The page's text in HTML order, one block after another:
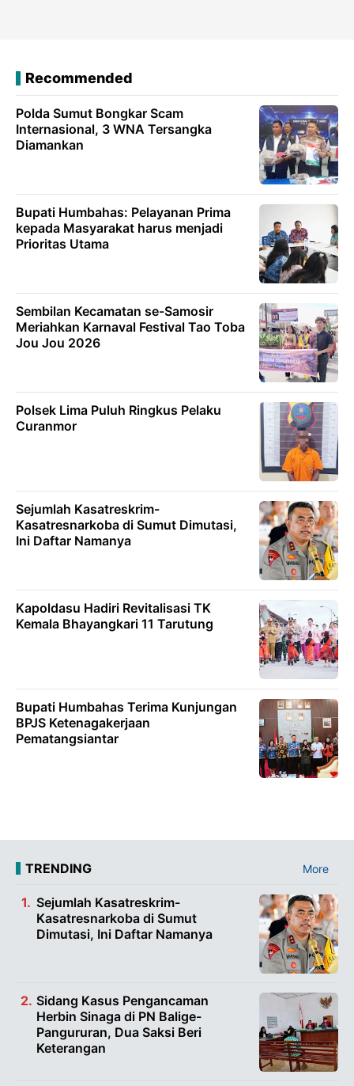
Recommended
Polda Sumut Bongkar Scam
Internasional, 3 WNA Tersangka
Diamankan
Bupati Humbahas: Pelayanan Prima
kepada Masyarakat harus menjadi
Prioritas Utama
Sembilan Kecamatan se-Samosir
Meriahkan Karnaval Festival Tao Toba
Jou Jou 2026
Polsek Lima Puluh Ringkus Pelaku
Curanmor
Sejumlah Kasatreskrim-
Kasatresnarkoba di Sumut Dimutasi,
Ini Daftar Namanya
Kapoldasu Hadiri Revitalisasi TK
Kemala Bhayangkari 11 Tarutung
Bupati Humbahas Terima Kunjungan
BPJS Ketenagakerjaan
Pematangsiantar
TRENDING More
Sejumlah Kasatreskrim-
Kasatresnarkoba di Sumut
Dimutasi, Ini Daftar Namanya
Sidang Kasus Pengancaman
Herbin Sinaga di PN Balige-
Pangururan, Dua Saksi Beri
Keterangan